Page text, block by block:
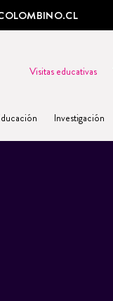
Visitas educativas
Investigación